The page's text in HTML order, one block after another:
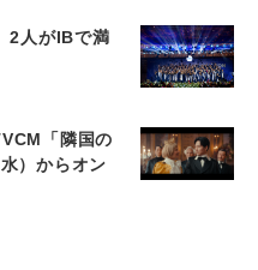
2人がIBで満
「隣国の
）からオン